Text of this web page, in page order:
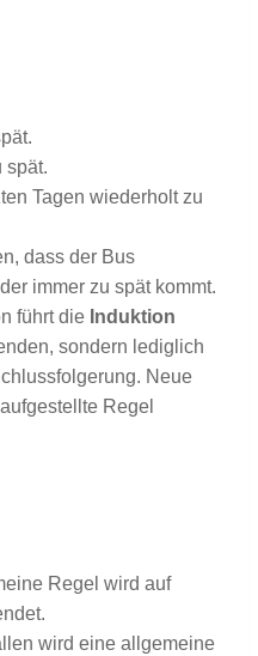
spät.
Tagen wiederholt zu
dass der Bus
immer zu spät kommt.
führt die Induktion
sondern lediglich
Neue
Regel
Regel wird auf
wird eine allgemeine